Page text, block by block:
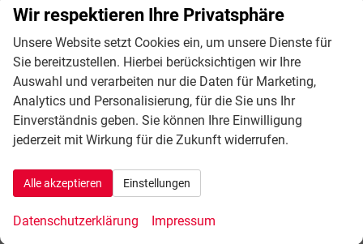
Sicherheit & Assistenz
Adaptiver Tempomat mit Follow-to-Stop
vorhanden
Schlüsselloses Startsystem
vorhanden
Regen- und Lichtsensor
vorhanden
Front Cross Traffic Assist
vorhanden
Einparkhilfe vorne und hinten
Außen
Wir respektieren Ihre Privatsphäre
Unsere Website setzt Cookies ein, um unsere Dienste für
Sie bereitzustellen. Hierbei berücksichtigen wir Ihre
Auswahl und verarbeiten nur die Daten für Marketing,
Analytics und Personalisierung, für die Sie uns Ihr
Einverständnis geben. Sie können Ihre Einwilligung
jederzeit mit Wirkung für die Zukunft widerrufen.
Alle akzeptieren Einstellungen
Datenschutzerklärung Impressum